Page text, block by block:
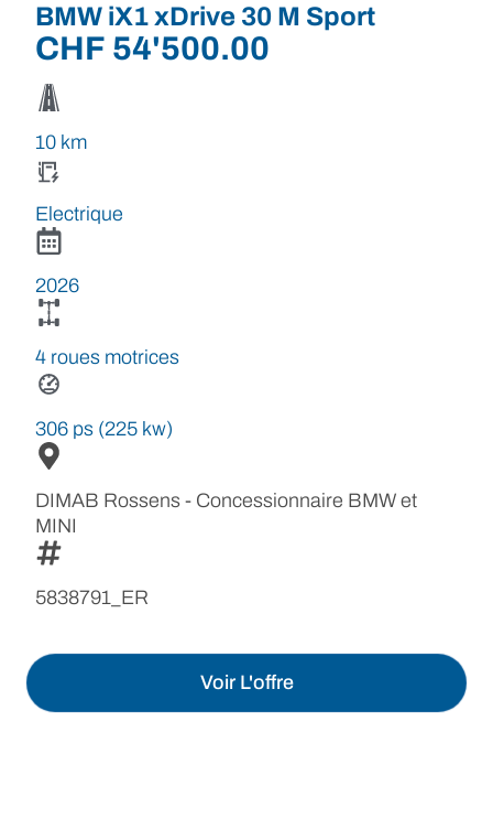
BMW iX1 xDrive 30 M Sport
CHF 54'500.00
10 km
Electrique
2026
4 roues motrices
306 ps (225 kw)
DIMAB Rossens - Concessionnaire BMW et
MINI
5838791_ER
Voir L'offre